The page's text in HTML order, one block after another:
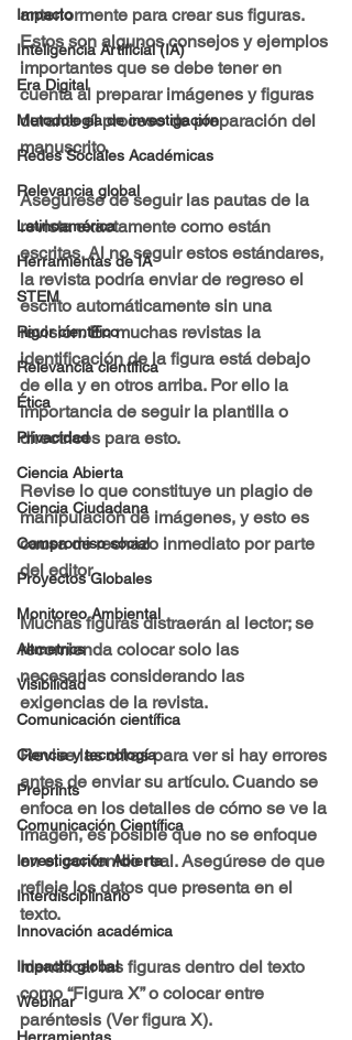
Impacto
Inteligencia Artificial (IA)
Era Digital
Metodología de investigación
Redes Sociales Académicas
Relevancia global
Latinoamérica
Herramientas de IA
STEM
Rigor científico
Relevancia científica
Ética
Privacidad
Ciencia Abierta
Ciencia Ciudadana
Compromiso social
Proyectos Globales
Monitoreo Ambiental
Altmetrics
Visibilidad
Comunicación científica
Ciencia y tecnología
Preprints
Comunicación Científica
Investigación Abierta
Interdisciplinario
Innovación académica
Impacto global
Webinar
anteriormente para crear sus figuras.
Estos son algunos consejos y ejemplos
importantes que se debe tener en
cuenta al preparar imágenes y figuras
durante el proceso de preparación del
manuscrito.
Asegúrese de seguir las pautas de la
revista exactamente como están
escritas. Al no seguir estos estándares,
la revista podría enviar de regreso el
escrito automáticamente sin una
revisión. En muchas revistas la
identificación de la figura está debajo
de ella y en otros arriba. Por ello la
importancia de seguir la plantilla o
directrices para esto.
Revise lo que constituye un plagio de
manipulación de imágenes, y esto es
causa de rechazo inmediato por parte
del editor .
Muchas figuras distraerán al lector; se
recomienda colocar solo las
necesarias considerando las
exigencias de la revista.
Revise las cifras para ver si hay errores
antes de enviar su artículo. Cuando se
enfoca en los detalles de cómo se ve la
imagen, es posible que no se enfoque
en el contenido real. Asegúrese de que
refleje los datos que presenta en el
texto.
Identificar las figuras dentro del texto
como “Figura X” o colocar entre
paréntesis (Ver figura X).